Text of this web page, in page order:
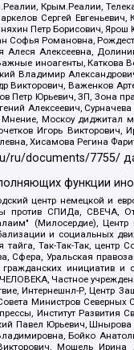
Крым.Реалии,
Сергей
Петр Борисович,
Софья Романовна,
Алеся Алексеевна,
иноагенты,
Владимир
Викторович, Важенков
Петр Юрьевич, ЗП, Зона
Алексеевич,
Москоу диджитал
Игорь Викторович,
Хисамова Регина
ru/documents/7755/
функции
центр немецкой и
СПИДа, СВЕЧА,
(Милосердие),
и социальных
тайга, Так-Так-Так,
Сфера, Уральская
инициатив и
Частное
Интернешнл-Р, Центр
Министров
Институт Развития
Павел Юрьевич,
Бойко
Мошель Ирина